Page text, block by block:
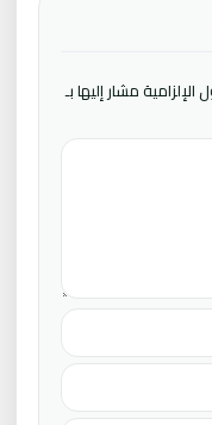
الإلزامية مشار إليها بـ